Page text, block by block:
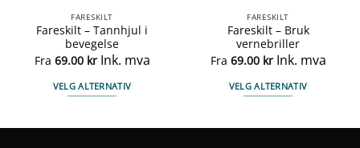
FARESKILT
Fareskilt – Tannhjul i
bevegelse
Fra 69.00 kr Ink. mva
VELG ALTERNATIV
FARESKILT
Fareskilt – Bruk
vernebriller
Fra 69.00 kr Ink. mva
VELG ALTERNATIV